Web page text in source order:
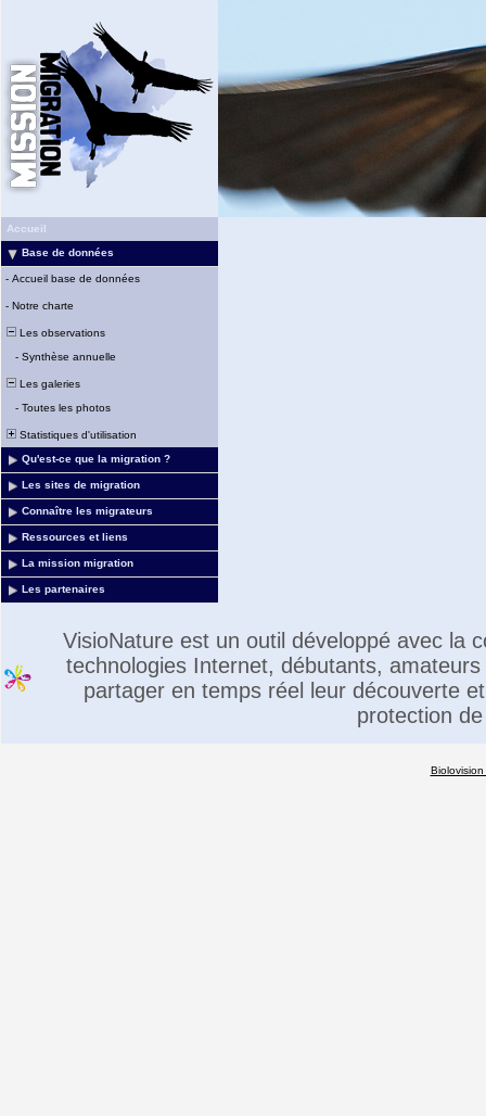
Accueil
Base de données
- Accueil base de données
- Notre charte
Les observations
- Synthèse annuelle
Les galeries
- Toutes les photos
Statistiques d'utilisation
Qu'est-ce que la migration ?
Les sites de migration
Connaître les migrateurs
Ressources et liens
La mission migration
Les partenaires
VisioNature est un outil développé avec la
technologies Internet, débutants,
partager en temps réel leur découverte
protection
Biolovision